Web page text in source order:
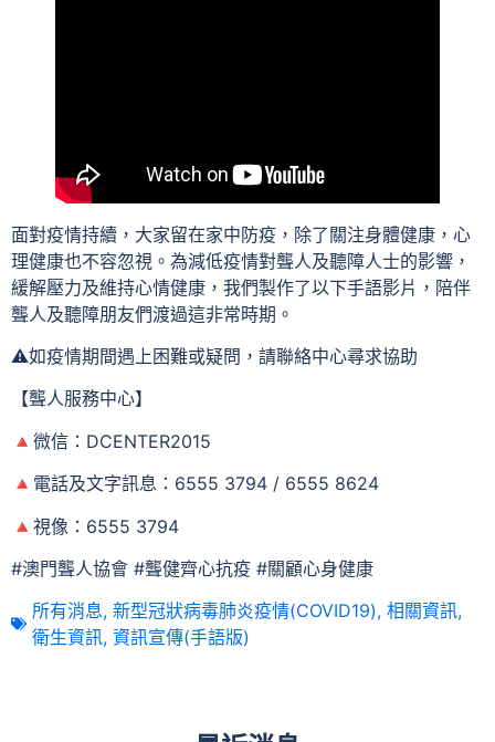
面對疫情持續，大家留在家中防疫，除了關注身體健康，心
理健康也不容忽視。為減低疫情對聾人及聽障人士的影響，
緩解壓力及維持心情健康，我們製作了以下手語影片，陪伴
聾人及聽障朋友們渡過這非常時期。
⚠️如疫情期間遇上困難或疑問，請聯絡中心尋求協助
【聾人服務中心】
🔺微信：DCENTER2015
🔺電話及文字訊息：6555 3794 / 6555 8624
🔺視像：6555 3794
#澳門聾人協會 #聾健齊心抗疫 #關顧心身健康
所有消息, 新型冠狀病毒肺炎疫情(COVID19), 相關資訊,
衛生資訊, 資訊宣傳(手語版)